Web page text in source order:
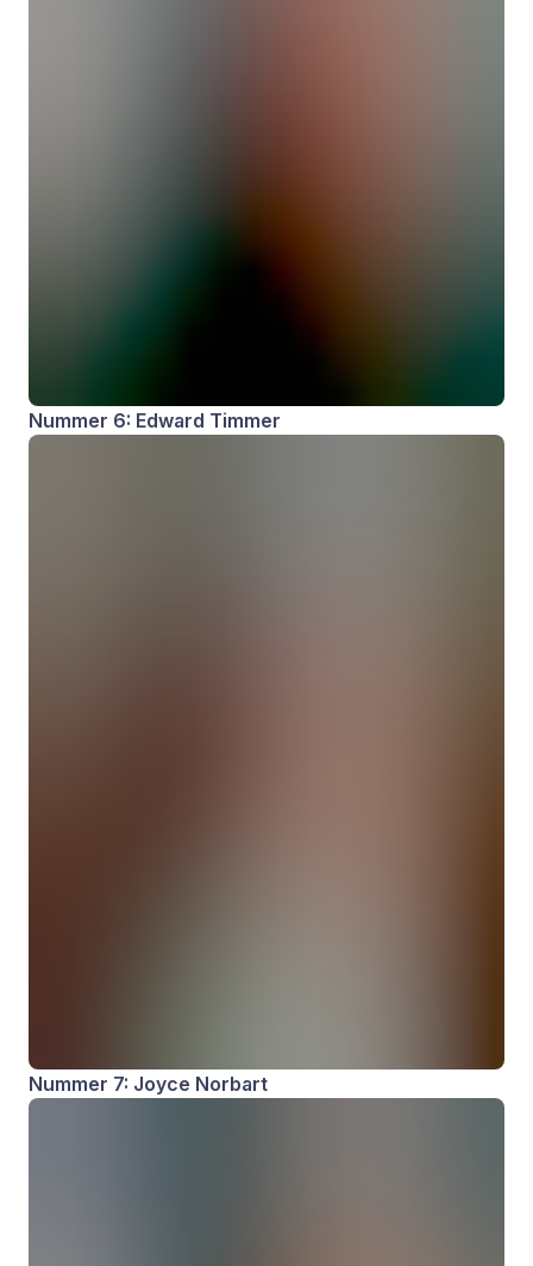
Nummer 6: Edward Timmer
Nummer 7: Joyce Norbart